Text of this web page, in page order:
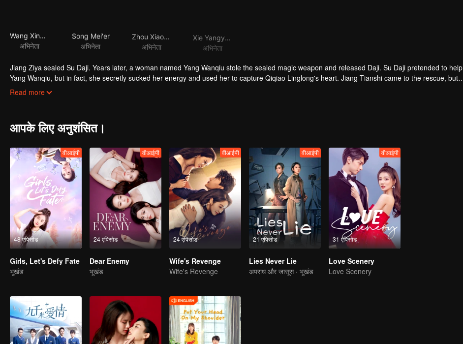
अभिनेता
Song Mei'er
अभिनेता
अभिनेता
अभिनेता
Jiang Ziya sealed Su Daji. Years later, a woman named Yang Wanqiu stole the sealed magic weapon and released Daji. Su Daji pretended to help
Yang Wanqiu, but in fact, she secretly sucked her energy and used her to capture Qiqiao Linglong's heart. Jiang Tianshi came to the rescue, but
was injured by Su Daji. At the critical moment, Yang Wanqiu awakened her soul and made a choice...
Read more
आपके लिए अनुशंसित।
48 एपिसोड
वीआईपी
Girls, Let's Defy Fate
भूखंड
24 एपिसोड
वीआईपी
Dear Enemy
भूखंड
24 एपिसोड
वीआईपी
Wife's Revenge
Wife's Revenge
21 एपिसोड
वीआईपी
Lies Never Lie
अपराध और जासूस · भूखंड
31 एपिसोड
वीआईपी
Love Scenery
Love Scenery